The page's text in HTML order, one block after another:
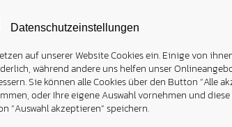
Datenschutzeinstellungen
auf unserer Website Cookies ein. Einige von
während andere uns helfen unser
Sie können alle Cookies über den Button “Alle
oder Ihre eigene Auswahl vornehmen und
“Auswahl akzeptieren” speichern.